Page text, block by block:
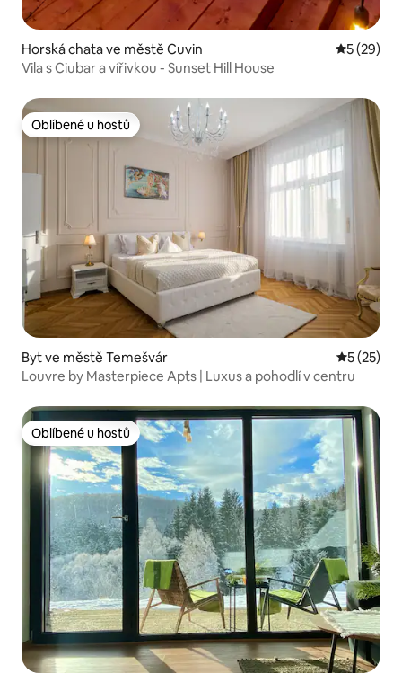
Horská chata ve městě Cuvin Průměrné
5 (29)
Vila s Ciubar a vířivkou - Sunset Hill House
Oblíbené u hostů
Oblíbené u hostů
Byt ve městě Temešvár Průměrné
5 (25)
Louvre by Masterpiece Apts | Luxus a pohodlí v centru
Oblíbené u hostů
Oblíbené u hostů